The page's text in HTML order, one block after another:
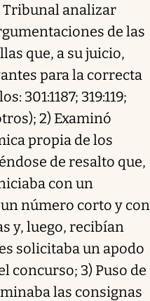
Tribunal analizar
de las
que, a su juicio,
para la correcta
301:1187; 319:119;
2) Examinó
propia de los
de resalto que,
con un
un número corto y con
y, luego, recibían
solicitaba un apodo
concurso; 3) Puso de
las consignas